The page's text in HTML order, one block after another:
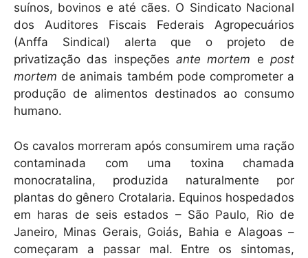
suínos, bovinos e até cães. O Sindicato Nacional
dos Auditores Fiscais Federais Agropecuários
(Anffa Sindical) alerta que o projeto de
privatização das inspeções ante mortem epost
mortem de animais também pode comprometer a
produção de alimentos destinados ao consumo
humano.
Os cavalos morreram após consumirem uma ração
contaminada com uma toxina chamada
monocratalina, produzida naturalmente por
plantas do gênero Crotalaria. Equinos hospedados
em haras de seis estados – São Paulo, Rio de
Janeiro, Minas Gerais, Goiás, Bahia e Alagoas –
começaram a passar mal. Entre os sintomas,